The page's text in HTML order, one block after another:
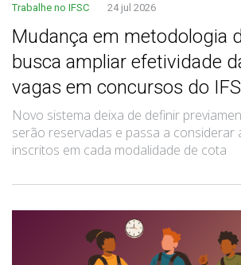
Trabalhe no IFSC 24 jul 2026
Mudança em metodologia
busca ampliar efetividade
vagas em concursos do
Novo sistema deixa de definir
serão reservadas e passa a considerar
inscritos em cada modalidade de cota